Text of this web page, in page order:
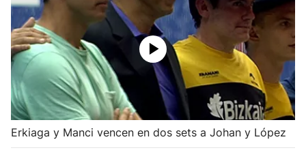
Ciclismo
Herri-kirolak
Balonmano
Kirolak 360
Erkiaga y Manci vencen en dos sets a Johan y López